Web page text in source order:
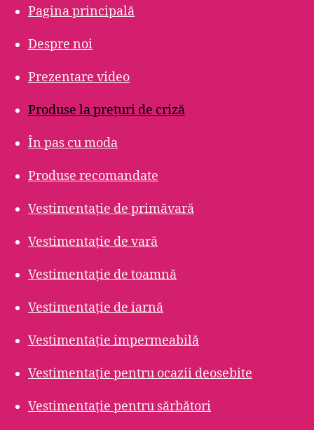
Pagina principală
Despre noi
Prezentare video
Produse la prețuri de criză
În pas cu moda
Produse recomandate
Vestimentație de primăvară
Vestimentație de vară
Vestimentație de toamnă
Vestimentație de iarnă
Vestimentație impermeabilă
Vestimentație pentru ocazii deosebite
Vestimentație pentru sărbători